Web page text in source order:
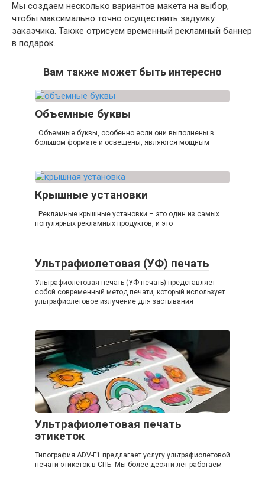
Мы создаем несколько вариантов макета на выбор,
чтобы максимально точно осуществить задумку
заказчика. Также отрисуем временный рекламный баннер
в подарок.
Вам также может быть интересно
Объемные буквы
Объемные буквы, особенно если они выполнены в
большом формате и освещены, являются мощным
Крышные установки
Рекламные крышные установки – это один из самых
популярных рекламных продуктов, и это
Ультрафиолетовая (УФ) печать
Ультрафиолетовая печать (УФ-печать) представляет
собой современный метод печати, который использует
ультрафиолетовое излучение для застывания
Ультрафиолетовая печать
этикеток
Типография ADV-F1 предлагает услугу ультрафиолетовой
печати этикеток в СПБ. Мы более десяти лет работаем